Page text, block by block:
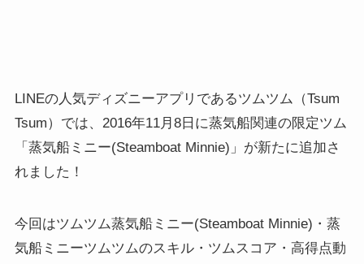
LINEの人気ディズニーアプリであるツムツム（Tsum
Tsum）では、2016年11月8日に蒸気船関連の限定ツム
「蒸気船ミニー(Steamboat Minnie)」が新たに追加さ
れました！
今回はツムツム蒸気船ミニー(Steamboat Minnie)・蒸
気船ミニーツムツムのスキル・ツムスコア・高得点動